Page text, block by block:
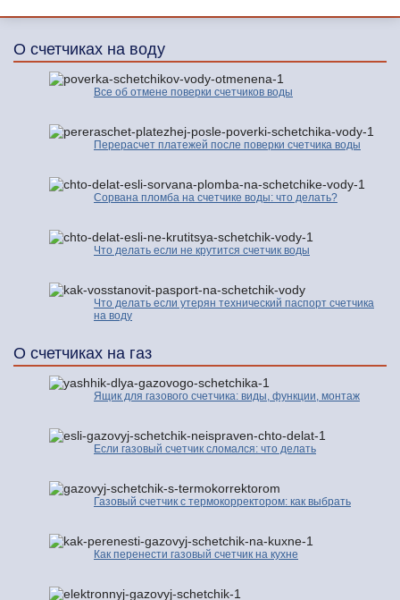
О счетчиках на воду
Все об отмене поверки счетчиков воды
Перерасчет платежей после поверки счетчика воды
Сорвана пломба на счетчике воды: что делать?
Что делать если не крутится счетчик воды
Что делать если утерян технический паспорт счетчика
на воду
О счетчиках на газ
Ящик для газового счетчика: виды, функции, монтаж
Если газовый счетчик сломался: что делать
Газовый счетчик с термокорректором: как выбрать
Как перенести газовый счетчик на кухне